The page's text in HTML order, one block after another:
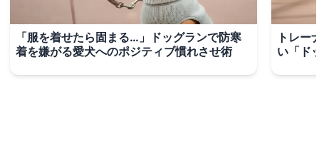
「服を着せたら固まる…」ドッグランで防寒
着を嫌がる愛犬へのポジティブ慣れさせ術
トレー
い「ド